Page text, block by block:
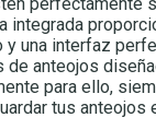
integrada
y una interfaz
de anteojos
para ello,
tus anteojos